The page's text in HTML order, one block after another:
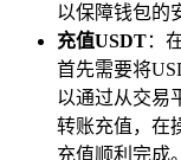
以保障钱包的
充值USDT：
首先需要将
以通过从交易
转账充值，在
充值顺利完成。